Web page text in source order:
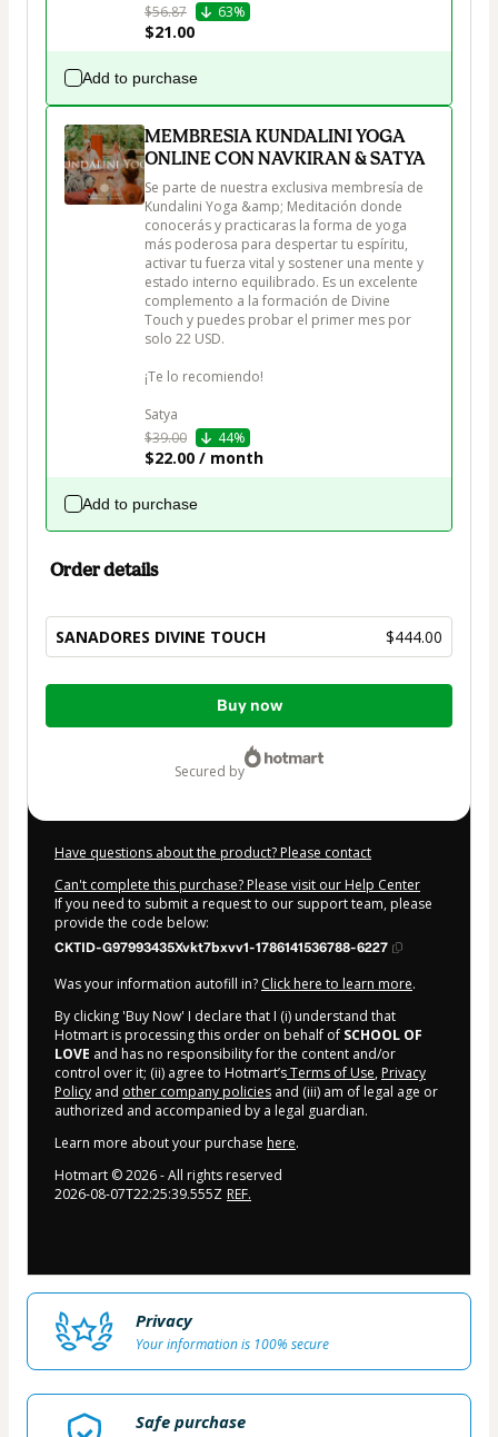
$56.87
63%
$21.00
Add to purchase
MEMBRESIA KUNDALINI YOGA
ONLINE CON NAVKIRAN & SATYA
Se parte de nuestra exclusiva membresía de
Kundalini Yoga &amp; Meditación donde
conocerás y practicaras la forma de yoga
más poderosa para despertar tu espíritu,
activar tu fuerza vital y sostener una mente y
estado interno equilibrado. Es un excelente
complemento a la formación de Divine
Touch y puedes probar el primer mes por
solo 22 USD.
¡Te lo recomiendo!
Satya
$39.00
44%
$22.00 / month
Add to purchase
Order details
SANADORES DIVINE TOUCH $444.00
Total
Buy now
secured by
Have questions about the product? Please contact
Can't complete this purchase? Please visit our Help Center
If you need to submit a request to our support team, please
provide the code below:
CKTID-G97993435Xvkt7bxvv1-1786141536788-6227
Was your information autofill in? Click here to learn more.
By clicking 'Buy Now' I declare that I (i) understand that
Hotmart is processing this order on behalf of SCHOOL OF
LOVE and has no responsibility for the content and/or
control over it; (ii) agree to Hotmart’sTerms of Use, Privacy
Policy and other company policies and (iii) am of legal age or
authorized and accompanied by a legal guardian.
Learn more about your purchase here.
Hotmart ©2026- All rights reserved
2026-08-07T22:25:39.555Z REF.
Privacy
Your information is 100% secure
Safe purchase